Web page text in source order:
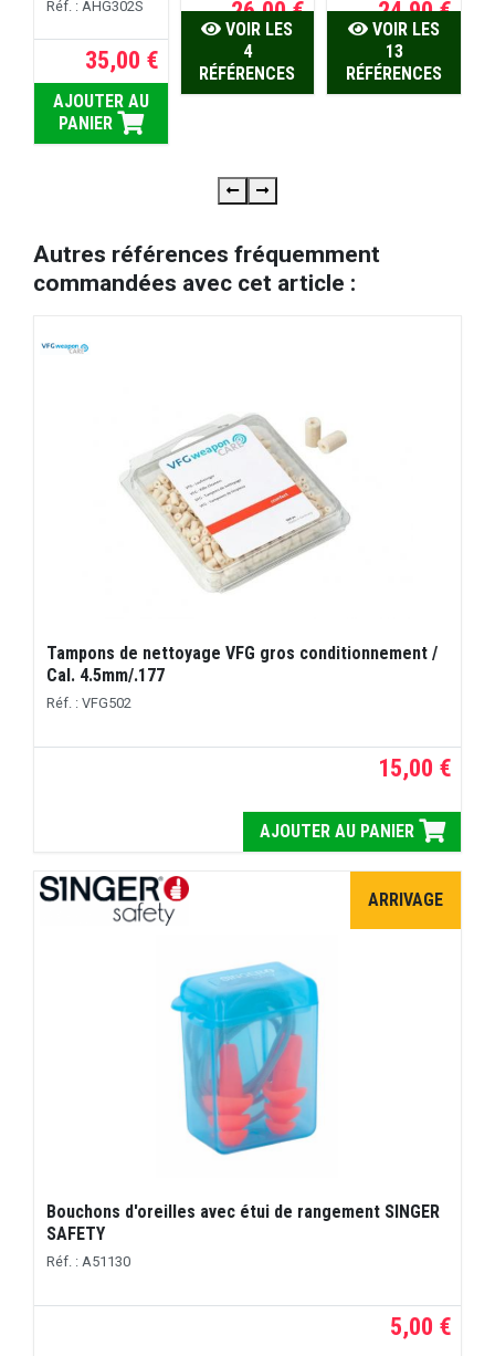
Réf. : AHG302S
35,00 €
AJOUTER AU
PANIER
26,00 €
VOIR LES
4
RÉFÉRENCES
24,90 €
VOIR LES
13
RÉFÉRENCES
Autres références fréquemment
commandées avec cet article :
Tampons de nettoyage VFG gros conditionnement /
Cal. 4.5mm/.177
Réf. : VFG502
15,00 €
AJOUTER AU PANIER
ARRIVAGE
Bouchons d'oreilles avec étui de rangement SINGER
SAFETY
Réf. : A51130
5,00 €